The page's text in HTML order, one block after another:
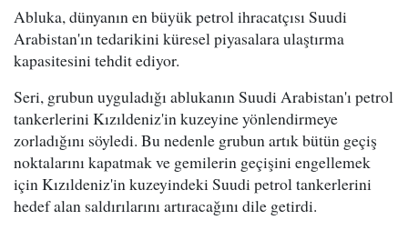
Abluka, dünyanın en büyük petrol ihracatçısı Suudi
Arabistan'ın tedarikini küresel piyasalara ulaştırma
kapasitesini tehdit ediyor.
Seri, grubun uyguladığı ablukanın Suudi Arabistan'ı petrol
tankerlerini Kızıldeniz'in kuzeyine yönlendirmeye
zorladığını söyledi. Bu nedenle grubun artık bütün geçiş
noktalarını kapatmak ve gemilerin geçişini engellemek
için Kızıldeniz'in kuzeyindeki Suudi petrol tankerlerini
hedef alan saldırılarını artıracağını dile getirdi.